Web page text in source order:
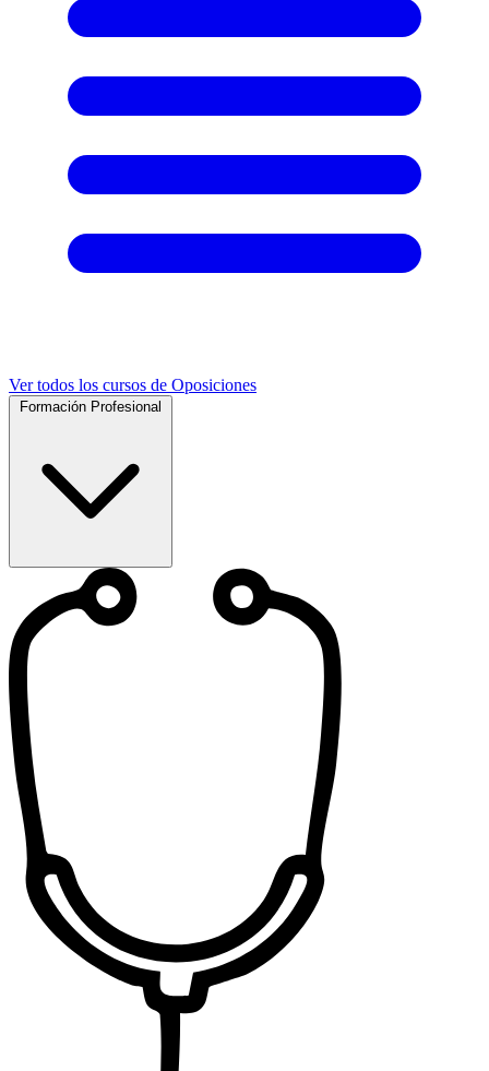
Ver todos los cursos de Oposiciones
Formación Profesional